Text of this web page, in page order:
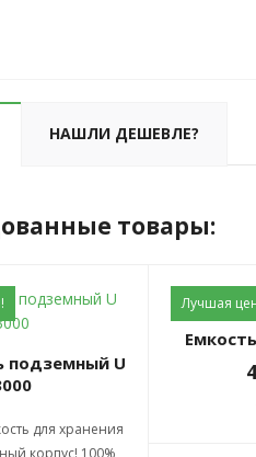
НАШЛИ ДЕШЕВЛЕ?
товары:
для хранения
корпус! 100%
Лучшая